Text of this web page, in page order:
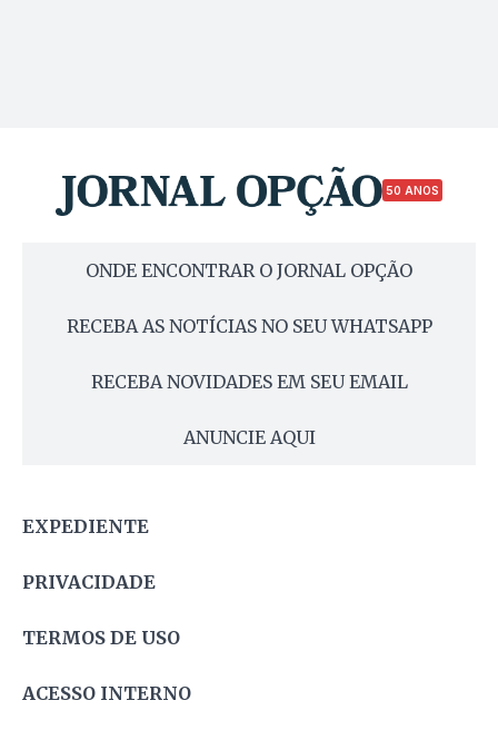
50 ANOS
ONDE ENCONTRAR O JORNAL OPÇÃO
RECEBA AS NOTÍCIAS NO SEU WHATSAPP
RECEBA NOVIDADES EM SEU EMAIL
ANUNCIE AQUI
EXPEDIENTE
PRIVACIDADE
TERMOS DE USO
ACESSO INTERNO